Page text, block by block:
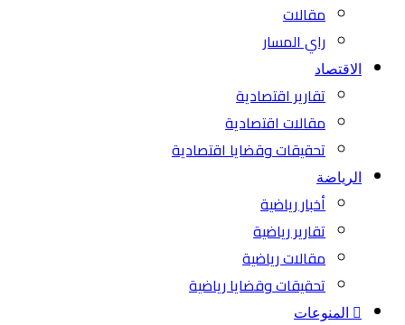
مقالات
راي المسار
الاقتصاد
تقارير اقتصادية
مقالات اقتصادية
تحقيقات وقضايا اقتصادية
الرياضة
أخبار رياضية
تقارير رياضية
مقالات رياضية
تحقيقات وقضايا رياضية
المنوعات